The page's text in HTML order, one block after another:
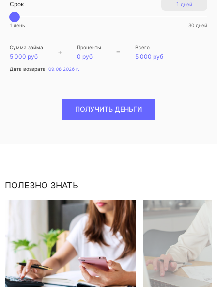
1 дней
Срок
1 день 30 дней
Сумма займа
5 000 руб
+ Проценты
0 руб
= Всего
5 000 руб
Дата возврата: 09.08.2026 г.
ПОЛУЧИТЬ ДЕНЬГИ
ПОЛЕЗНО ЗНАТЬ